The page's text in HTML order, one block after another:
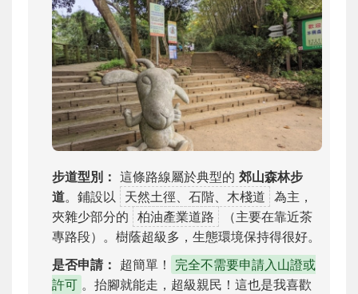
步道型別： 這條路線屬於典型的 郊山森林步
道。鋪設以 天然土徑、石階、木棧道 為主，
夾雜少部分的 柏油產業道路
（主要在靠近茶
專路段）。樹蔭超級多，生態環境保持得很好。
是否申請： 超簡單！
完全不需要申請入山證或
許可 。抬腳就能走，超級親民！這也是我喜歡